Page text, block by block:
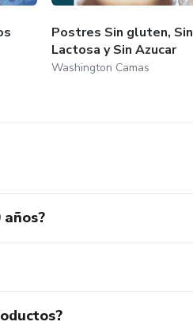
Postres Sin gluten, Sin
Lactosa y Sin Azucar
Washington Camas